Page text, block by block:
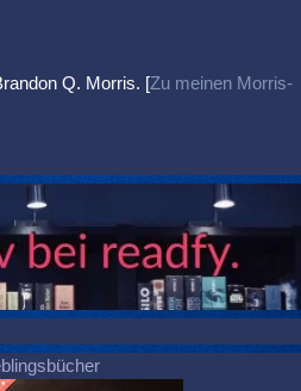
Q. Morris. [Zu meinen Morris-